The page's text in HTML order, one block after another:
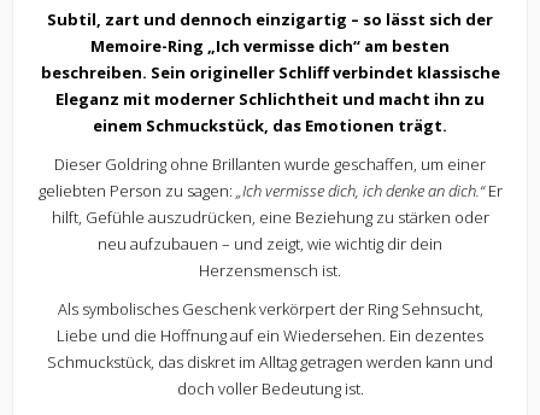
Subtil, zart und dennoch einzigartig – so lässt sich der
Memoire-Ring „Ich vermisse dich“ am besten
beschreiben. Sein origineller Schliff verbindet klassische
Eleganz mit moderner Schlichtheit und macht ihn zu
einem Schmuckstück, das Emotionen trägt.
Dieser Goldring ohne Brillanten wurde geschaffen, um einer
geliebten Person zu sagen: „Ich vermisse dich, ich denke an dich.“Er
hilft, Gefühle auszudrücken, eine Beziehung zu stärken oder
neu aufzubauen – und zeigt, wie wichtig dir dein
Herzensmensch ist.
Als symbolisches Geschenk verkörpert der Ring Sehnsucht,
Liebe und die Hoffnung auf ein Wiedersehen. Ein dezentes
Schmuckstück, das diskret im Alltag getragen werden kann und
doch voller Bedeutung ist.